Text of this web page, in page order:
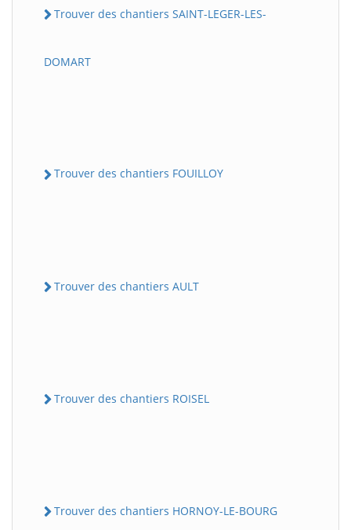
Trouver des chantiers SAINT-LEGER-LES-
DOMART
Trouver des chantiers FOUILLOY
Trouver des chantiers AULT
Trouver des chantiers ROISEL
Trouver des chantiers HORNOY-LE-BOURG